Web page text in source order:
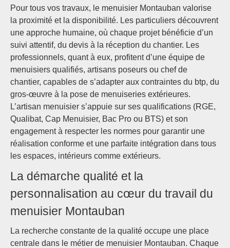
Pour tous vos travaux, le menuisier Montauban valorise
la proximité et la disponibilité. Les particuliers découvrent
une approche humaine, où chaque projet bénéficie d’un
suivi attentif, du devis à la réception du chantier. Les
professionnels, quant à eux, profitent d’une équipe de
menuisiers qualifiés, artisans poseurs ou chef de
chantier, capables de s’adapter aux contraintes du btp, du
gros-œuvre à la pose de menuiseries extérieures.
L’artisan menuisier s’appuie sur ses qualifications (RGE,
Qualibat, Cap Menuisier, Bac Pro ou BTS) et son
engagement à respecter les normes pour garantir une
réalisation conforme et une parfaite intégration dans tous
les espaces, intérieurs comme extérieurs.
La démarche qualité et la
personnalisation au cœur du travail du
menuisier Montauban
La recherche constante de la qualité occupe une place
centrale dans le métier de menuisier Montauban. Chaque